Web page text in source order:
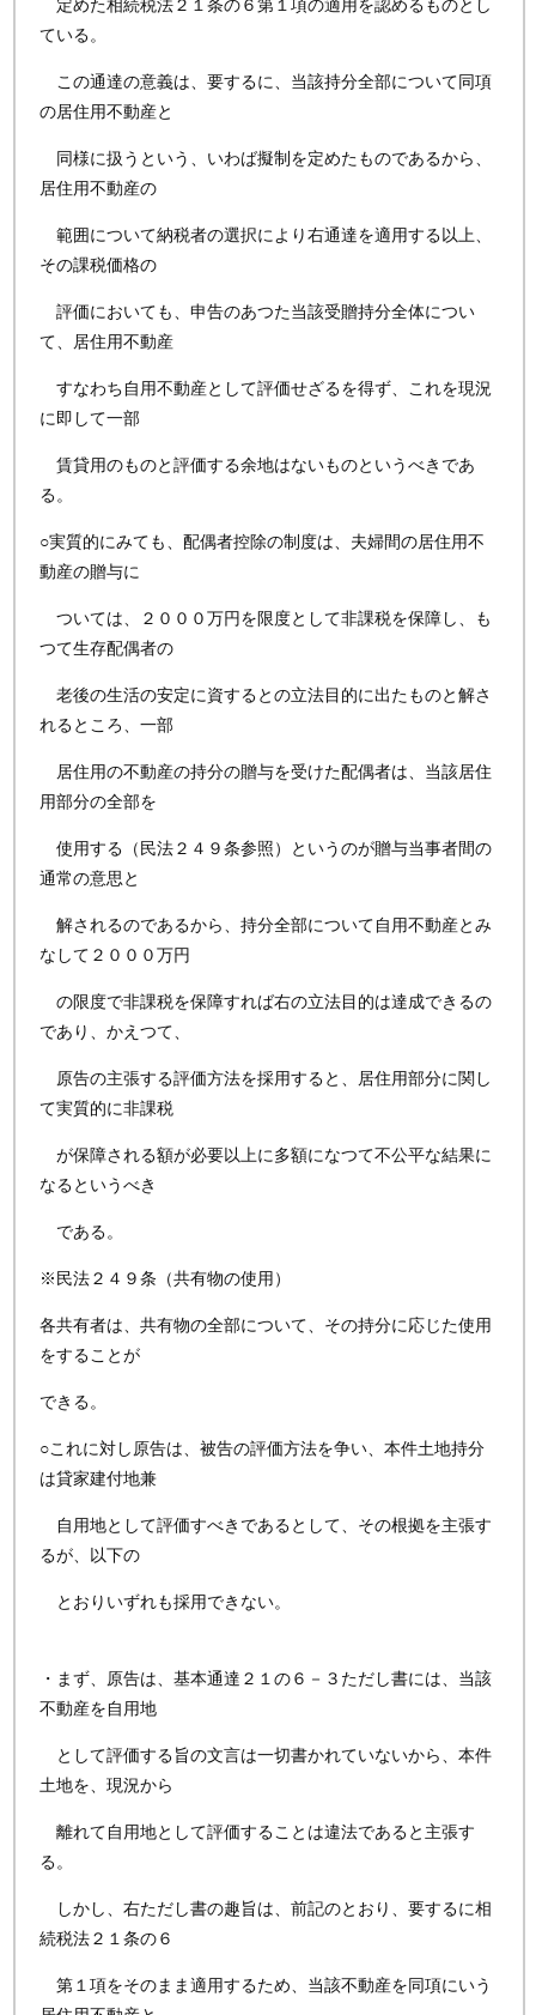
定めた相続税法２１条の６第１項の適用を認めるものとし
ている。
この通達の意義は、要するに、当該持分全部について同項
の居住用不動産と
同様に扱うという、いわば擬制を定めたものであるから、
居住用不動産の
範囲について納税者の選択により右通達を適用する以上、
その課税価格の
評価においても、申告のあつた当該受贈持分全体につい
て、居住用不動産
すなわち自用不動産として評価せざるを得ず、これを現況
に即して一部
賃貸用のものと評価する余地はないものというべきであ
る。
○実質的にみても、配偶者控除の制度は、夫婦間の居住用不
動産の贈与に
ついては、２０００万円を限度として非課税を保障し、も
つて生存配偶者の
老後の生活の安定に資するとの立法目的に出たものと解さ
れるところ、一部
居住用の不動産の持分の贈与を受けた配偶者は、当該居住
用部分の全部を
使用する（民法２４９条参照）というのが贈与当事者間の
通常の意思と
解されるのであるから、持分全部について自用不動産とみ
なして２０００万円
の限度で非課税を保障すれば右の立法目的は達成できるの
であり、かえつて、
原告の主張する評価方法を採用すると、居住用部分に関し
て実質的に非課税
が保障される額が必要以上に多額になつて不公平な結果に
なるというべき
である。
※民法２４９条（共有物の使用）
各共有者は、共有物の全部について、その持分に応じた使用
をすることが
できる。
○これに対し原告は、被告の評価方法を争い、本件土地持分
は貸家建付地兼
自用地として評価すべきであるとして、その根拠を主張す
るが、以下の
とおりいずれも採用できない。
・まず、原告は、基本通達２１の６－３ただし書には、当該
不動産を自用地
として評価する旨の文言は一切書かれていないから、本件
土地を、現況から
離れて自用地として評価することは違法であると主張す
る。
しかし、右ただし書の趣旨は、前記のとおり、要するに相
続税法２１条の６
第１項をそのまま適用するため、当該不動産を同項にいう